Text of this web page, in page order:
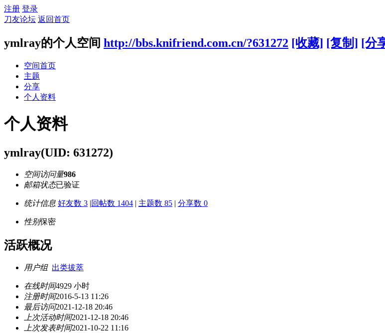
注册 登录
刀友论坛 返回首页
ymlray的个人空间 http://bbs.knifriend.com.cn/?631272 [收藏] [复制] [分
空间首页
主题
分享
个人资料
个人资料
ymlray(UID: 631272)
空间访问量986
邮箱状态已验证
统计信息 好友数 3 |回帖数 1404 | 主题数 85 | 分享数 0
性别保密
活跃概况
用户组 出类拔萃
在线时间4929 小时
注册时间2016-5-13 11:26
最后访问2021-12-18 20:46
上次活动时间2021-12-18 20:46
上次发表时间2021-10-22 11:16